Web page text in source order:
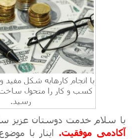
با انجام کارهابه شکل
کسب و کار را متحول
رسید.
با سلام خدمت دوستان عزیز
آکادمی موفقیت. اینار با